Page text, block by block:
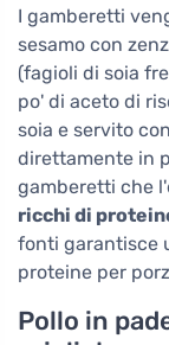
I gamberetti
sesamo con
(fagioli di soia
po' di aceto di
soia e servito
direttamente in
gamberetti che
ricchi di
fonti garantisce
proteine per
Pollo in